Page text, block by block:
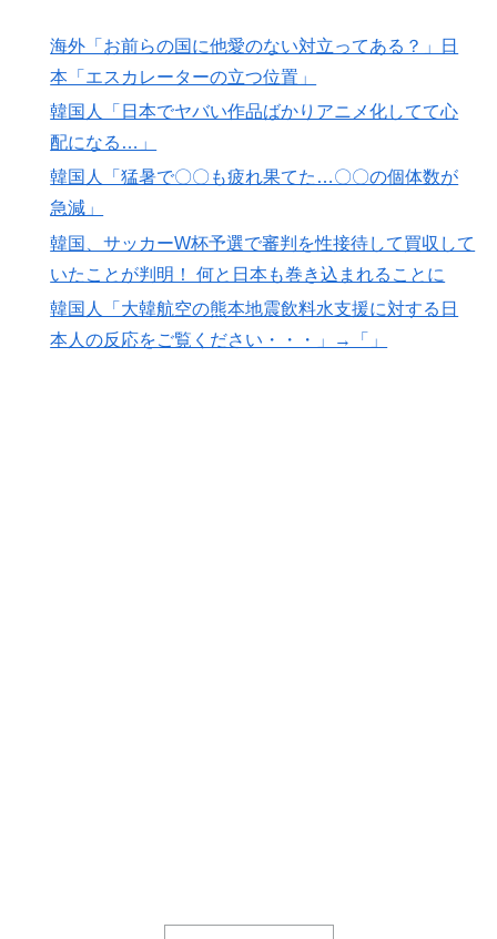
▶ 韓国人「韓国人が衝撃を受けた意外な日本の運転文化が
こちらです‥」→「日本人はこんなに徹底している‥」
▶ 韓国人「東京とソウルの宿泊費や交通費を徹底比較した
結果判明した驚きの物価事情がこちらです」→「こんな
に物価差があるの？‥」
▶ 韓国人「日本のアニメ業界で100年続いている暗黙の伝
統がこちら・・・」
▶ 外国人「使い捨てだ」FIFA会長、辞任危機でトランプ政
権に泣き付くも無視されて海外失笑！【海外の反応】
▶ 移民ベトナム女達の宅飲み、レベチｗｗｗｗｗｗｗｗｗ
海外「お前らの国に他愛のない対立ってある？」日
本「エスカレーターの立つ位置」
韓国人「日本でヤバい作品ばかりアニメ化してて心
配になる…」
韓国人「猛暑で〇〇も疲れ果てた…〇〇の個体数が
急減」
韓国、サッカーW杯予選で審判を性接待して買収して
いたことが判明！ 何と日本も巻き込まれることに
韓国人「大韓航空の熊本地震飲料水支援に対する日
本人の反応をご覧ください・・・」→「」